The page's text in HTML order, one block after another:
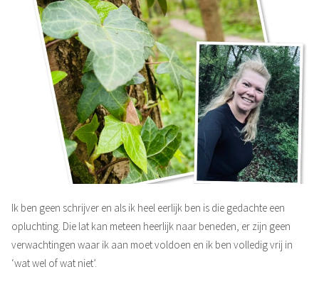
Ik ben geen schrijver en als ik heel eerlijk ben is die gedachte een
opluchting. Die lat kan meteen heerlijk naar beneden, er zijn geen
verwachtingen waar ik aan moet voldoen en ik ben volledig vrij in
‘wat wel of wat niet’.